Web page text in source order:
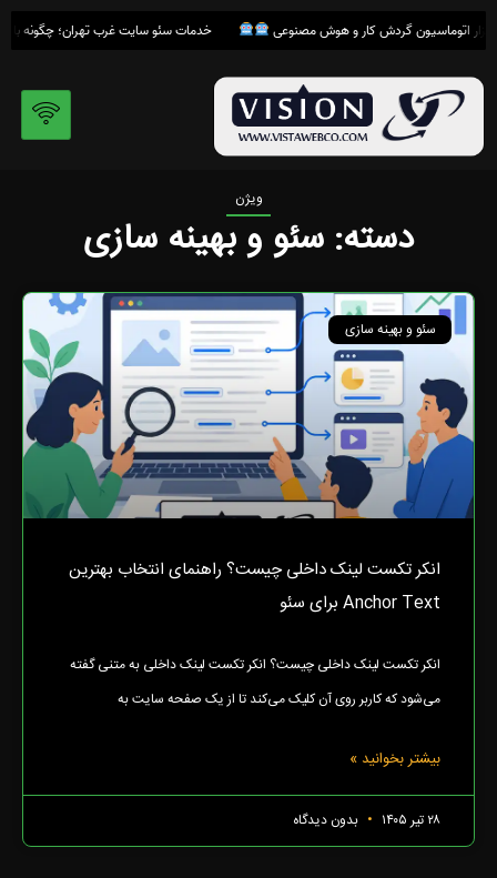
خدمات سئو سایت غرب تهران؛ چگونه با شرکت
ویژن
دسته: سئو و بهینه سازی
سئو و بهینه سازی
انکر تکست لینک داخلی چیست؟ راهنمای انتخاب بهترین
Anchor Text برای سئو
انکر تکست لینک داخلی چیست؟ انکر تکست لینک داخلی به متنی گفته
می‌شود که کاربر روی آن کلیک می‌کند تا از یک صفحه سایت به
بیشتر بخوانید »
۲۸ تیر ۱۴۰۵ بدون دیدگاه